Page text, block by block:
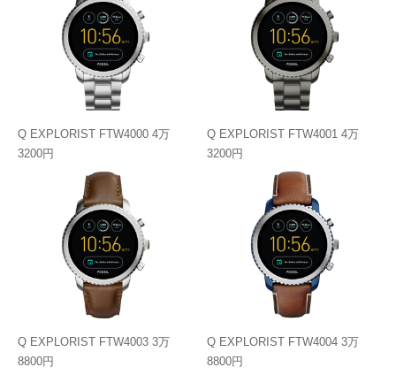
Q EXPLORIST FTW4000 4万
3200円
Q EXPLORIST FTW4001 4万
3200円
Q EXPLORIST FTW4003 3万
8800円
Q EXPLORIST FTW4004 3万
8800円